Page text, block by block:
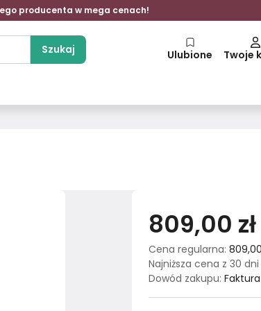
producenta w mega cenach!
Szukaj Ulubione Twoje
809,00 zł
Cena regularna:
Najniższa cena z 30
Dowód zakupu: